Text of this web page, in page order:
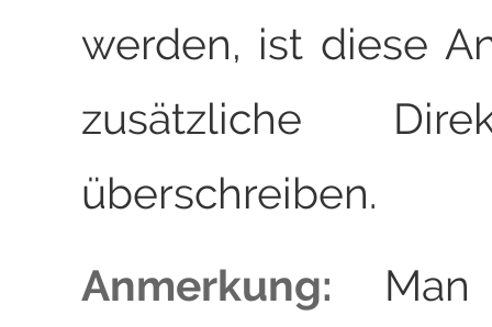
werden, ist diese
zusätzliche
überschreiben.
Anmerkung: Man